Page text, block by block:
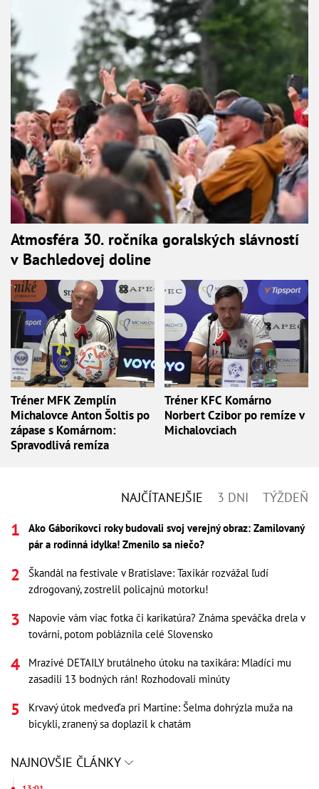
Atmosféra 30. ročníka goralských slávností
v Bachledovej doline
Tréner MFK Zemplín
Michalovce Anton Šoltis po
zápase s Komárnom:
Spravodlivá remíza
Tréner KFC Komárno
Norbert Czibor po remíze v
Michalovciach
NAJČÍTANEJŠIE 3 DNI TÝŽDEŇ
Ako Gáboríkovci roky budovali svoj verejný obraz: Zamilovaný
pár a rodinná idylka! Zmenilo sa niečo?
Škandál na festivale v Bratislave: Taxikár rozvážal ľudí
zdrogovaný, zostrelil policajnú motorku!
Napovie vám viac fotka či karikatúra? Známa speváčka drela v
továrni, potom pobláznila celé Slovensko
Mrazivé DETAILY brutálneho útoku na taxikára: Mladíci mu
zasadili 13 bodných rán! Rozhodovali minúty
Krvavý útok medveďa pri Martine: Šelma dohrýzla muža na
bicykli, zranený sa doplazil k chatám
NAJNOVŠIE ČLÁNKY